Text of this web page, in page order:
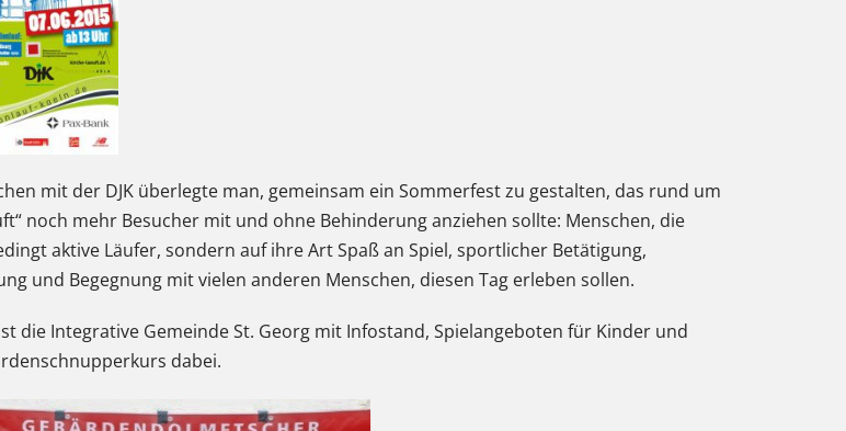
mit der DJK überlegte man, gemeinsam ein Sommerfest zu gestalten, das rund um
noch mehr Besucher mit und ohne Behinderung anziehen sollte: Menschen, die
aktive Läufer, sondern auf ihre Art Spaß an Spiel, sportlicher Betätigung,
und Begegnung mit vielen anderen Menschen, diesen Tag erleben sollen.
die Integrative Gemeinde St. Georg mit Infostand, Spielangeboten für Kinder und
dabei.